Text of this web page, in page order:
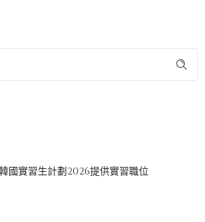
國實習生計劃2026提供實習職位